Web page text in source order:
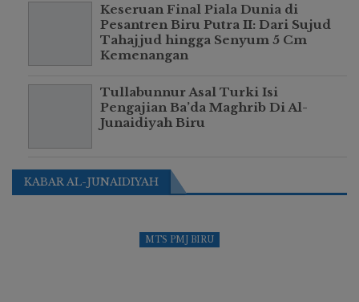
Keseruan Final Piala Dunia di
Pesantren Biru Putra II: Dari Sujud
Tahajjud hingga Senyum 5 Cm
Kemenangan
Tullabunnur Asal Turki Isi
Pengajian Ba’da Maghrib Di Al-
Junaidiyah Biru
KABAR AL-JUNAIDIYAH
MTS PMJ BIRU